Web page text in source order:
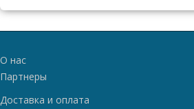
О нас
Партнеры
Доставка и оплата